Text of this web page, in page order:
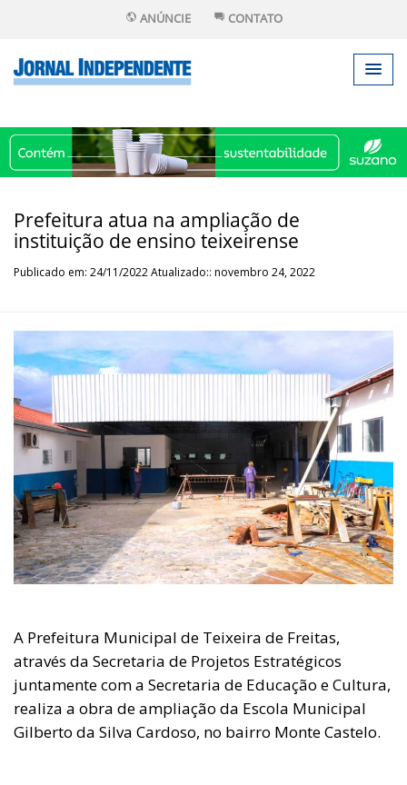
ANÚNCIE CONTATO
Prefeitura atua na ampliação de
instituição de ensino teixeirense
Publicado em: 24/11/2022 Atualizado:: novembro 24, 2022
A Prefeitura Municipal de Teixeira de Freitas,
através da Secretaria de Projetos Estratégicos
juntamente com a Secretaria de Educação e Cultura,
realiza a obra de ampliação da Escola Municipal
Gilberto da Silva Cardoso, no bairro Monte Castelo.